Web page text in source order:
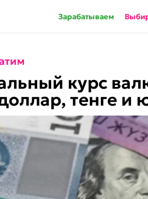
Зарабатываем
курс
тенге и